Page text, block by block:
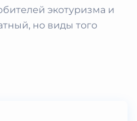
экотуризма и
но виды того